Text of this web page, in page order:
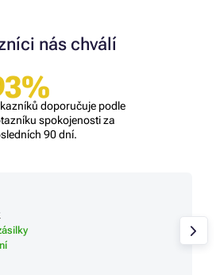
nás chválí
doporučuje podle
spokojenosti za
90 dní.